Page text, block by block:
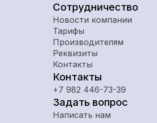
Сотрудничество
Новости компании
Тарифы
Производителям
Реквизиты
Контакты
Контакты
+7 982 446-73-39
Задать вопрос
Написать нам